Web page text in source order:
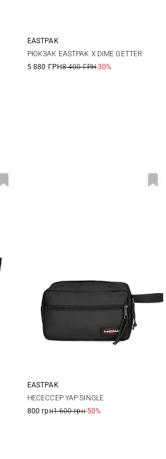
One Size
EASTPAK
РЮКЗАК EASTPAK X DIME GETTER
5 880 ГРН8 400 ГРН-30%
One Size
EASTPAK
НЕСЕССЕР YAP SINGLE
800 грн1 600 грн-50%